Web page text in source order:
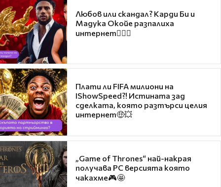
Любов или скандал? Карди Би и
Мадука Окойе разпалиха
интернет❤️‍🔥🔥
Плати ли FIFA милиони на
IShowSpeed?! Истината зад
сделката, която разтърси целия
интернет🤑💥
„Game of Thrones“ най-накрая
получава PC версията която
чакахме🎮🤩